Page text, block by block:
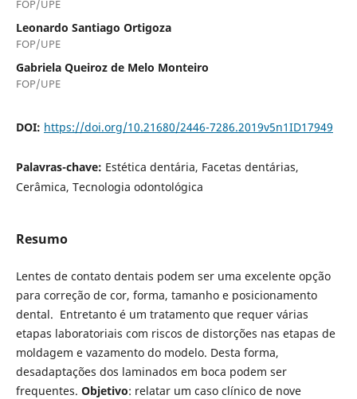
FOP/UPE
Leonardo Santiago Ortigoza
FOP/UPE
Gabriela Queiroz de Melo Monteiro
FOP/UPE
DOI: https://doi.org/10.21680/2446-7286.2019v5n1ID17949
Palavras-chave: Estética dentária, Facetas dentárias,
Cerâmica, Tecnologia odontológica
Resumo
Lentes de contato dentais podem ser uma excelente opção
para correção de cor, forma, tamanho e posicionamento
dental. Entretanto é um tratamento que requer várias
etapas laboratoriais com riscos de distorções nas etapas de
moldagem e vazamento do modelo. Desta forma,
desadaptações dos laminados em boca podem ser
frequentes. Objetivo: relatar um caso clínico de nove